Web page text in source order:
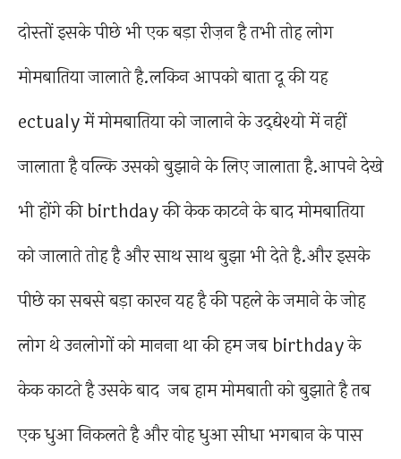
दोस्तों इसके पीछे भी एक बड़ा रीज़न है तभी तोह लोग
मोमबातिया जालाते है.लकिन आपको बाता दू की यह
ectualy में मोमबातिया को जालाने के उद्द्येश्यो में नहीं
जालाता है वल्कि उसको बुझाने के लिए जालाता है.आपने देखे
भी होंगे की birthday की केक काटने के बाद मोमबातिया
को जालाते तोह है और साथ साथ बुझा भी देते है.और इसके
पीछे का सबसे बड़ा कारन यह है की पहले के जमाने के जोह
लोग थे उनलोगों को मानना था की हम जब birthday के
केक काटते है उसके बाद जब हाम मोमबाती को बुझाते है तब
एक धुआ निकलते है और वोह धुआ सीधा भगबान के पास